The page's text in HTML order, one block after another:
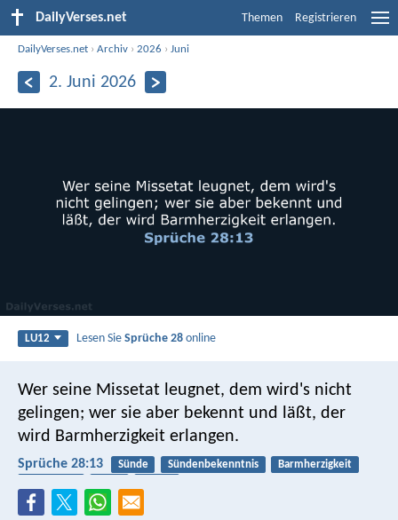
DailyVerses.net Themen Registrieren
DailyVerses.net ›Archiv ›2026 ›Juni
2. Juni 2026
LU12 Lesen SieSprüche 28 online
Wer seine Missetat leugnet, dem wird's nicht
gelingen; wer sie aber bekennt und läßt, der
wird Barmherzigkeit erlangen.
Sprüche 28:13 Sünde Sündenbekenntnis
Barmherzigkeit